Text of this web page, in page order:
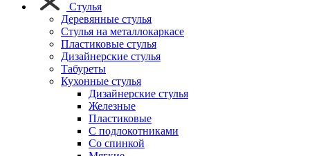
Стулья
Деревянные стулья
Стулья на металлокаркасе
Пластиковые стулья
Дизайнерские стулья
Табуреты
Кухонные стулья
Дизайнерские стулья
Железные
Пластиковые
С подлокотниками
Со спинкой